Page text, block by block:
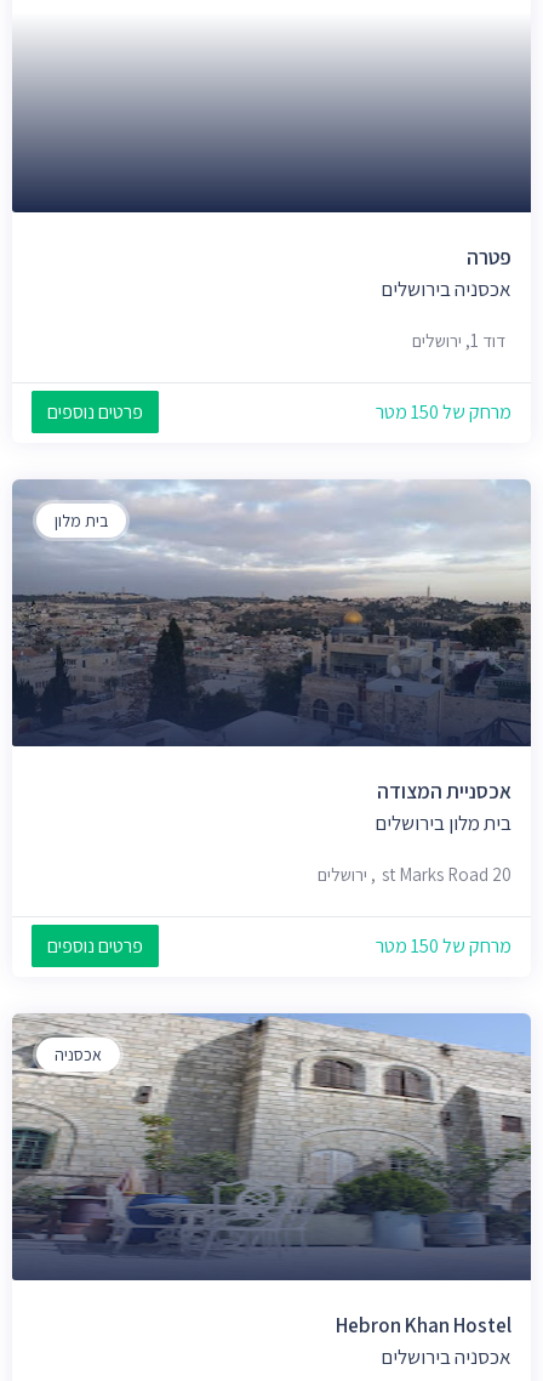
פטרה
אכסניה בירושלים
דוד 1, ירושלים
מרחק של 150 מטר פרטים נוספים
בית מלון
אכסניית המצודה
בית מלון בירושלים
st Marks Road 20, ירושלים
מרחק של 150 מטר פרטים נוספים
אכסניה
Hebron Khan Hostel
אכסניה בירושלים